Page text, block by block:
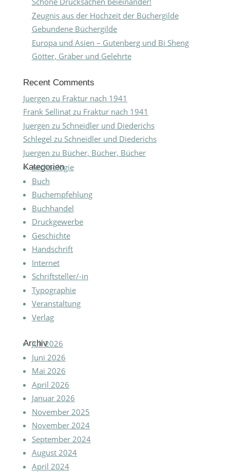
Zeugnis aus der Hochzeit der Büchergilde
Gebundene Büchergilde
Europa und Asien – Gutenberg und Bi Sheng
Götter, Gräber und Gelehrte
Recent Comments
Juergen zu Fraktur nach 1941
Frank Sellinatzu Fraktur nach 1941
Juergen zu Schneidler und Diederichs
Schlegel zu Schneidler und Diederichs
Juergen zu Bücher, Bücher, Bücher
Kategorien
Archäologie
Buch
Buchempfehlung
Buchhandel
Druckgewerbe
Geschichte
Handschrift
Internet
Schriftsteller/-in
Typographie
Veranstaltung
Verlag
Archiv
Juli 2026
Juni 2026
Mai 2026
April 2026
Januar 2026
November 2025
November 2024
September 2024
August 2024
April 2024